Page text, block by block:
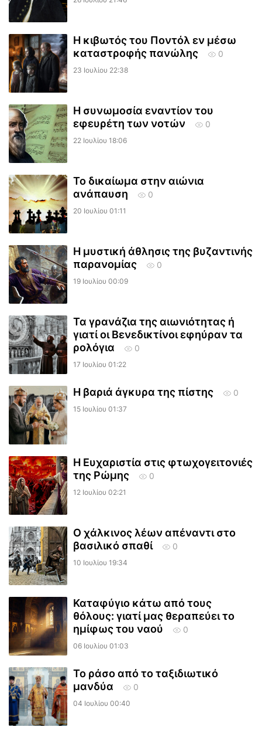
Η κιβωτός του Ποντόλ εν μέσω
καταστροφής πανώλης
0
23 Ιουλίου 22:38
Η συνωμοσία εναντίον του
εφευρέτη των νοτών
0
22 Ιουλίου 18:06
Το δικαίωμα στην αιώνια
ανάπαυση
0
20 Ιουλίου 01:11
Η μυστική άθλησις της βυζαντινής
παρανομίας
0
19 Ιουλίου 00:09
Τα γρανάζια της αιωνιότητας ή
γιατί οι Βενεδικτίνοι εφηύραν τα
ρολόγια
0
17 Ιουλίου 01:22
Η βαριά άγκυρα της πίστης 0
15 Ιουλίου 01:37
Η Ευχαριστία στις φτωχογειτονιές
της Ρώμης
0
12 Ιουλίου 02:21
Ο χάλκινος λέων απέναντι στο
βασιλικό σπαθί
0
10 Ιουλίου 19:34
Καταφύγιο κάτω από τους
θόλους: γιατί μας θεραπεύει το
ημίφως του ναού
0
06 Ιουλίου 01:03
Το ράσο από το ταξιδιωτικό
μανδύα
0
04 Ιουλίου 00:40